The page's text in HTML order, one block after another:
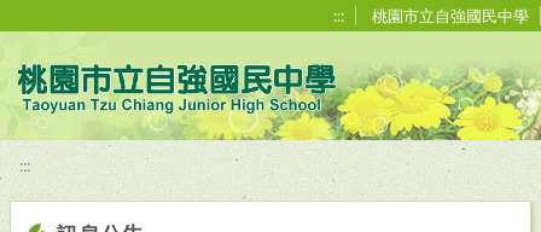
::: 桃園市立自強國民中學
:::